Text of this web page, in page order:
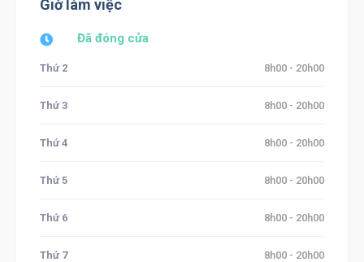
Giờ làm việc
Đã đóng cửa
Thứ 2 8h00 - 20h00
Thứ 3 8h00 - 20h00
Thứ 4 8h00 - 20h00
Thứ 5 8h00 - 20h00
Thứ 6 8h00 - 20h00
Thứ 7 8h00 - 20h00